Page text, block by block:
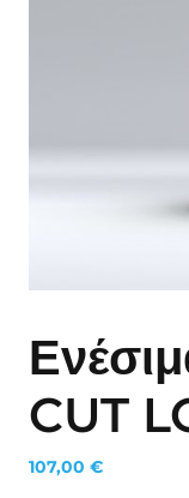
CUT
107,00 €